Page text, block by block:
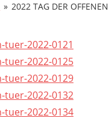
» 2022 TAG DER